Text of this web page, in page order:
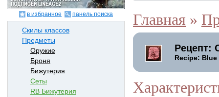
в избранное панель поиска
Скилы классов
Предметы
Оружие
Броня
Бижутерия
Сеты
RB Бижутерия
Главная »
Рецепт:
Recipe: